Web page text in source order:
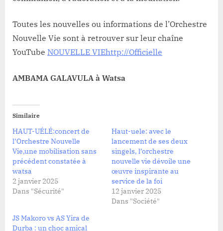
Toutes les nouvelles ou informations de l’Orchestre
Nouvelle Vie sont à retrouver sur leur chaîne
YouTube NOUVELLE VIEhttp://Officielle
AMBAMA GALAVULA à Watsa
Similaire
HAUT-UÉLÉ:concert de
l’Orchestre Nouvelle
Vie,une mobilisation sans
précédent constatée à
watsa
2 janvier 2025
Dans "Sécurité"
Haut-uele: avec le
lancement de ses deux
singels, l’orchestre
nouvelle vie dévoile une
œuvre inspirante au
service de la foi
12 janvier 2025
Dans "Société"
JS Makoro vs AS Yira de
Durba : un choc amical